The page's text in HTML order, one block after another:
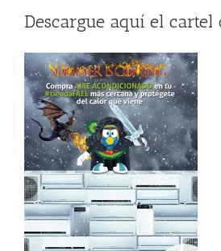
Descargue aquí el cartel